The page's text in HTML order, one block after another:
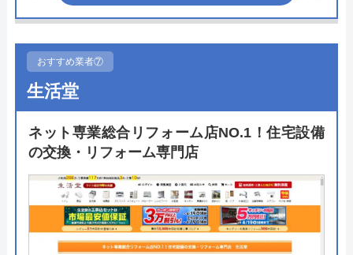
した地域密着型で営業しています。
ショールームでは、メーカーごとにサイズや質感の
比較ができるほか、専門のスタッフが在籍している
ので気軽に相談ができます。リフォームが初めての
方でも安心して利用ができそうです。ショールーム
の予約は電話とホームページ内のメールフォームか
公式サイトで
料金詳細を見る
おすすめ業者⑦
生活堂
ネット専業総合リフォーム店NO.1！住宅設備
の交換・リフォーム専門店